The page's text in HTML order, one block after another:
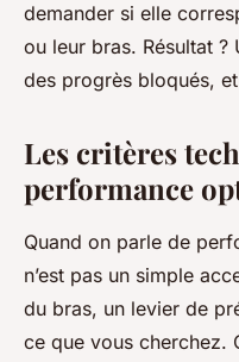
demander si elle
ou leur bras. Résultat ?
des progrès bloqués,
Les critères
performance
Quand on parle de
n’est pas un simple
du bras, un levier de
ce que vous cherchez.